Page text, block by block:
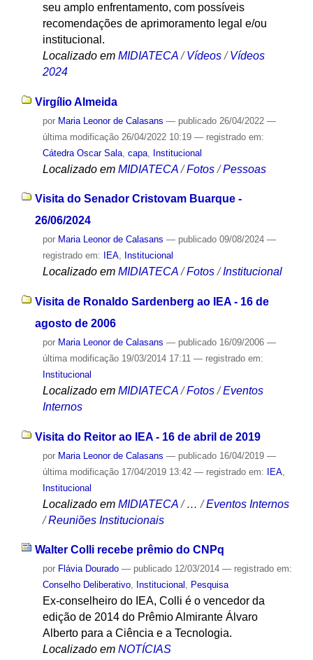
seu amplo enfrentamento, com possíveis
recomendações de aprimoramento legal e/ou
institucional.
Localizado em MIDIATECA /Vídeos /Vídeos
2024
Virgílio Almeida
por Maria Leonor de Calasans — publicado26/04/2022 —
última modificação26/04/2022 10:19 — registrado em:
Cátedra Oscar Sala, capa, Institucional
Localizado em MIDIATECA /Fotos /Pessoas
Visita do Senador Cristovam Buarque -
26/06/2024
por Maria Leonor de Calasans — publicado09/08/2024 —
registrado em:
IEA, Institucional
Localizado em MIDIATECA /Fotos /Institucional
Visita de Ronaldo Sardenberg ao IEA - 16 de
agosto de 2006
por Maria Leonor de Calasans — publicado16/09/2006 —
última modificação19/03/2014 17:11 — registrado em:
Institucional
Localizado em MIDIATECA /Fotos /Eventos
Internos
Visita do Reitor ao IEA - 16 de abril de 2019
por Maria Leonor de Calasans — publicado16/04/2019 —
última modificação17/04/2019 13:42 — registrado em: IEA,
Institucional
Localizado em MIDIATECA /…/Eventos Internos
/Reuniões Institucionais
Walter Colli recebe prêmio do CNPq
por Flávia Dourado — publicado12/03/2014 — registrado em:
Conselho Deliberativo, Institucional , Pesquisa
Ex-conselheiro do IEA, Colli é o vencedor da
edição de 2014 do Prêmio Almirante Álvaro
Alberto para a Ciência e a Tecnologia.
Localizado em NOTÍCIAS